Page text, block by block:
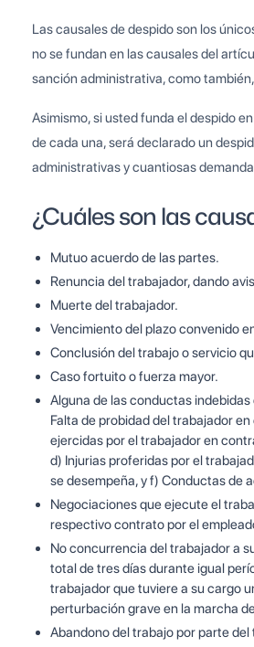
Las causales de despido son los
no se fundan en las causales del
sanción administrativa, como
Asimismo, si usted funda el despido
de cada una, será declarado un
administrativas y cuantiosas
¿Cuáles son las
Mutuo acuerdo de las partes.
Renuncia del trabajador, dando
Muerte del trabajador.
Vencimiento del plazo convenido
Conclusión del trabajo o servicio
Caso fortuito o fuerza mayor.
Alguna de las conductas
Falta de probidad del trabajador
ejercidas por el trabajador en
d) Injurias proferidas por el
se desempeña, y f) Conductas de
Negociaciones que ejecute el
respectivo contrato por el
No concurrencia del trabajador a
total de tres días durante igual
trabajador que tuviere a su cargo
perturbación grave en la marcha
Abandono del trabajo por parte